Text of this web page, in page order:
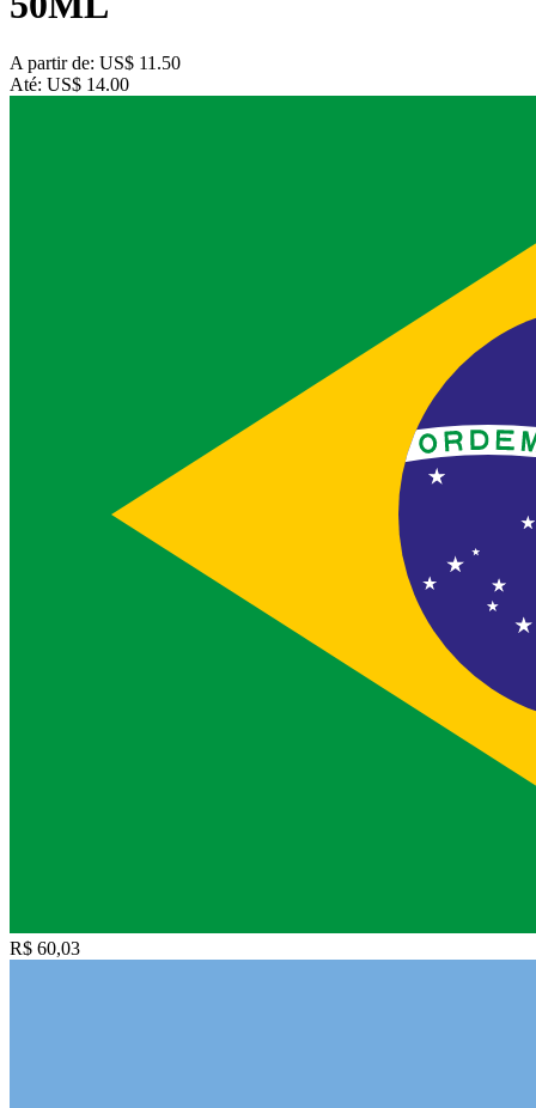
A partir de: US$ 11.50
Até: US$ 14.00
R$ 60,03